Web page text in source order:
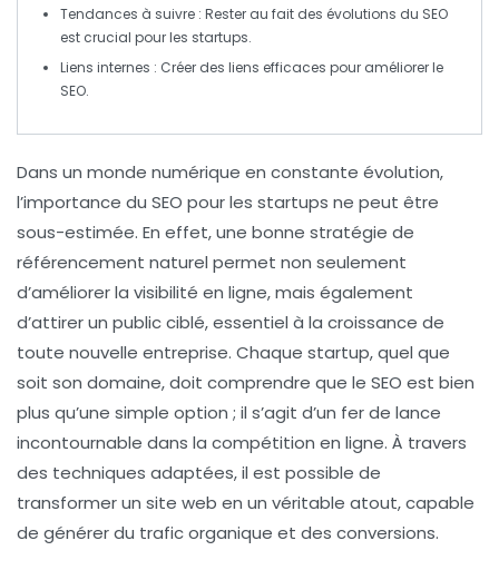
Tendances à suivre : Rester au fait des évolutions du SEO
est crucial pour les startups.
Liens internes : Créer des liens efficaces pour améliorer le
SEO.
Dans un monde numérique en constante évolution,
l’importance du SEO pour les startups ne peut être
sous-estimée. En effet, une bonne stratégie de
référencement naturel permet non seulement
d’améliorer la visibilité en ligne, mais également
d’attirer un public ciblé, essentiel à la croissance de
toute nouvelle entreprise. Chaque startup, quel que
soit son domaine, doit comprendre que le SEO est bien
plus qu’une simple option ; il s’agit d’un fer de lance
incontournable dans la compétition en ligne. À travers
des techniques adaptées, il est possible de
transformer un site web en un véritable atout, capable
de générer du trafic organique et des conversions.